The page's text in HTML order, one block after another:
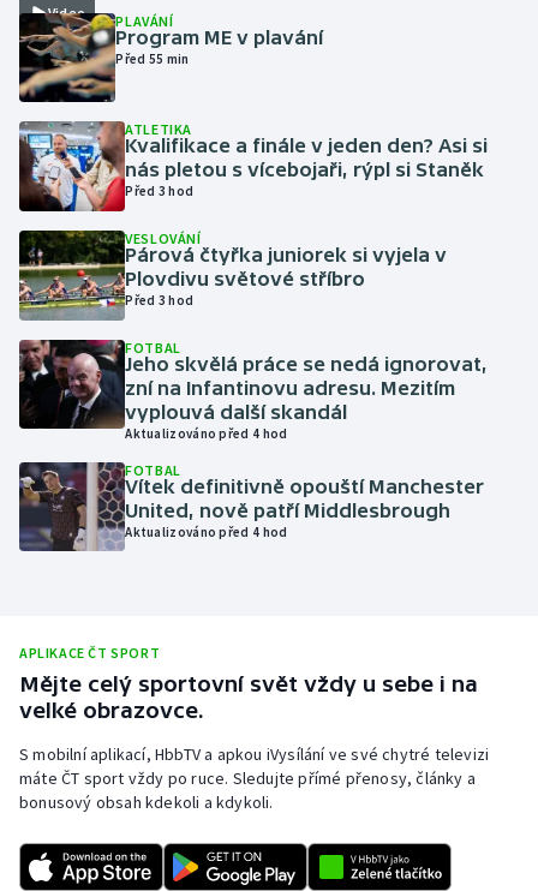
Jezdectví
Judo
Krasobruslení
Lyže a snowboard
Moderní pětiboj
Motorsport
Parasport
Ragby
Rychlobruslení
Rychlostní kanoistika
Short track
Video PLAVÁNÍ
Program ME v plavání
Před 55 min
ATLETIKA
Kvalifikace a finále v jeden den? Asi si
nás pletou s vícebojaři, rýpl si Staněk
Před 3 hod
VESLOVÁNÍ
Párová čtyřka juniorek si vyjela v
Plovdivu světové stříbro
Před 3 hod
FOTBAL
Jeho skvělá práce se nedá ignorovat,
zní na Infantinovu adresu. Mezitím
vyplouvá další skandál
Aktualizováno před 4 hod
FOTBAL
Vítek definitivně opouští Manchester
United, nově patří Middlesbrough
Aktualizováno před 4 hod
APLIKACE ČT SPORT
Mějte celý sportovní svět vždy u sebe i na
velké obrazovce.
S mobilní aplikací, HbbTV a apkou iVysílání ve své chytré televizi
máte ČT sport vždy po ruce. Sledujte přímé přenosy, články a
bonusový obsah kdekoli a kdykoli.